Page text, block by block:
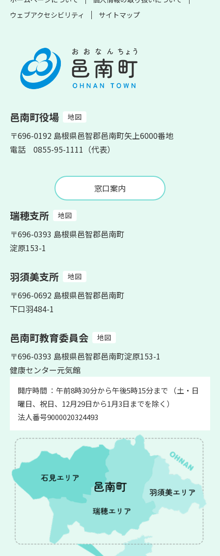
ウェブアクセシビリティ
サイトマップ
邑南町役場 地図
〒696-0192 島根県邑智郡邑南町矢上6000番地
電話 0855-95-1111（代表）
窓口案内
瑞穂支所 地図
〒696-0393 島根県邑智郡邑南町
淀原153-1
羽須美支所 地図
〒696-0692 島根県邑智郡邑南町
下口羽484-1
邑南町教育委員会 地図
〒696-0393 島根県邑智郡邑南町淀原153-1
健康センター元気館
開庁時間 ：午前8時30分から午後5時15分まで （土・日
曜日、祝日、12月29日から1月3日までを除く）
法人番号9000020324493